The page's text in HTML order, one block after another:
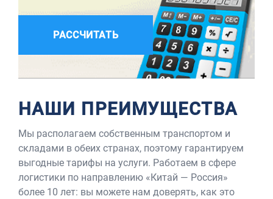
РАССЧИТАТЬ
НАШИ ПРЕИМУЩЕСТВА
Мы располагаем собственным транспортом и
складами в обеих странах, поэтому гарантируем
выгодные тарифы на услуги. Работаем в сфере
логистики по направлению «Китай — Россия»
более 10 лет: вы можете нам доверять, как это